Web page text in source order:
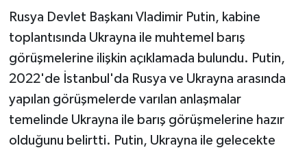
Rusya Devlet Başkanı Vladimir Putin, kabine
toplantısında Ukrayna ile muhtemel barış
görüşmelerine ilişkin açıklamada bulundu. Putin,
2022'de İstanbul'da Rusya ve Ukrayna arasında
yapılan görüşmelerde varılan anlaşmalar
temelinde Ukrayna ile barış görüşmelerine hazır
olduğunu belirtti. Putin, Ukrayna ile gelecekte